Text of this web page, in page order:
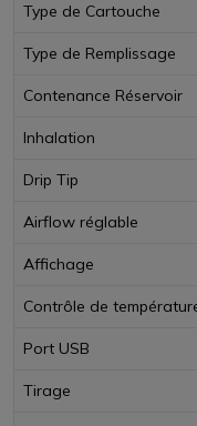
Type de Cartouche
Type de Remplissage
Contenance Réservoir
Inhalation
Drip Tip
Airflow réglable
Affichage
Contrôle de
Port USB
Tirage